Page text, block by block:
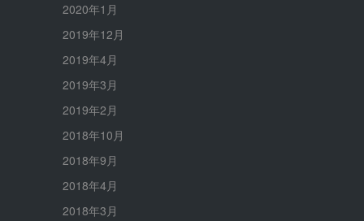
2020年1月
2019年12月
2019年4月
2019年3月
2019年2月
2018年10月
2018年9月
2018年4月
2018年3月